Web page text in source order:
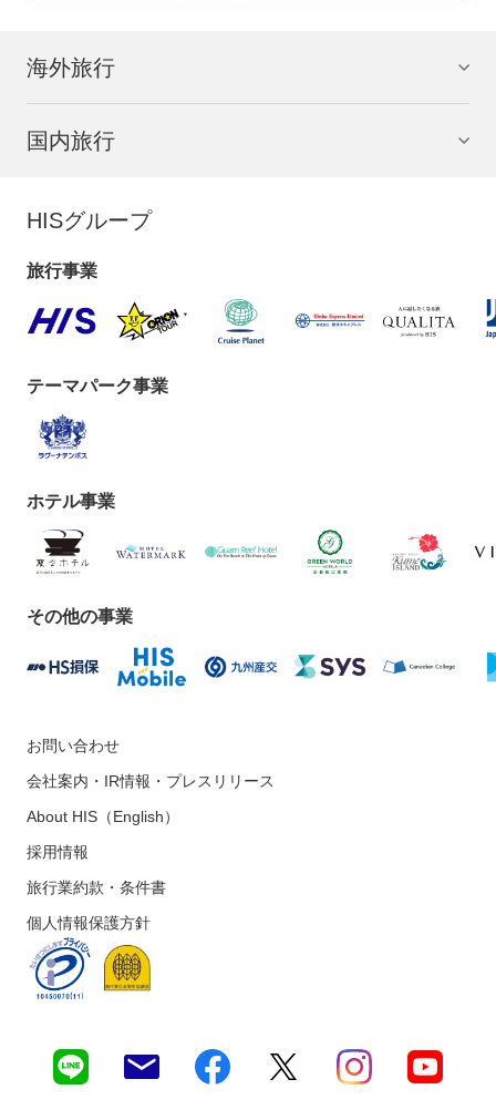
海外旅行
国内旅行
HISグループ
旅行事業
テーマパーク事業
ホテル事業
その他の事業
お問い合わせ
会社案内・IR情報・プレスリリース
About HIS（English）
採用情報
旅行業約款・条件書
個人情報保護方針